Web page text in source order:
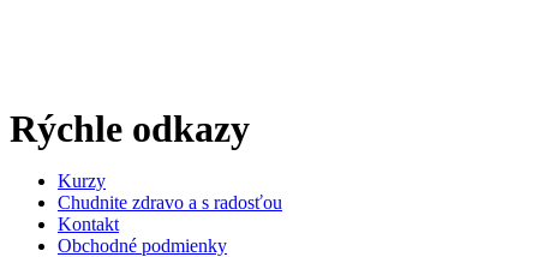
Rýchle odkazy
Kurzy
Chudnite zdravo a s radosťou
Kontakt
Obchodné podmienky